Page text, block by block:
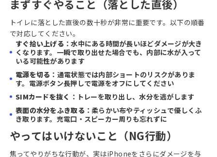
まずすぐやること（落とした直後）
トイレに落とした直後の数十秒が非常に重要です。以下の順番
で対応してください。
すぐ拾い上げる ：水中にある時間が長いほどダメージが大き
くなります。一瞬で取り出せた場合でも、内部に水が入って
いる可能性があります
電源を切る ：通電状態では内部ショートのリスクがありま
す。電源ボタン長押しで電源をオフにしてください
SIMカードを抜く ：トレーを取り出し、水分を逃がします
表面の水分をふき取る ：柔らかい布やティッシュで優しくふ
き取ります。充電口・スピーカー周りも忘れずに
やってはいけないこと（NG行動）
焦ってやりがちな行動が、実はiPhoneをさらにダメージを与